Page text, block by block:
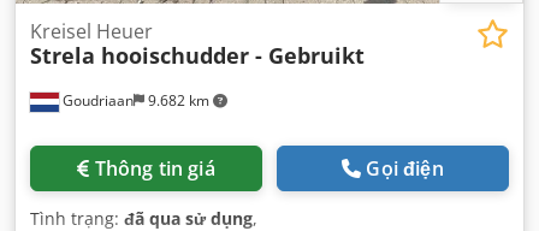
Goudriaan 9.682 km
Kreisel Heuer
Strela hooischudder - Gebruikt
Thông tin giá Gọi điện
Tình trạng: đã qua sử dụng,